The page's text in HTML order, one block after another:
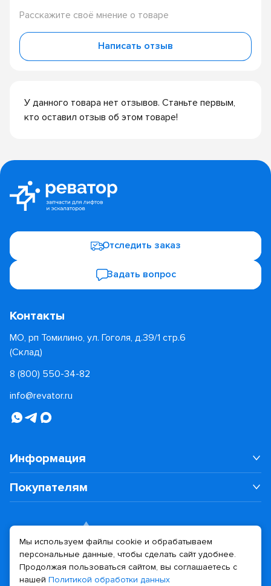
У данного товара нет отзывов. Станьте первым,
кто оставил отзыв об этом товаре!
Расскажите своё мнение о товаре
Написать отзыв
Отследить заказ
Задать вопрос
Контакты
МО, рп Томилино, ул. Гоголя, д.39/1 стр.6
(Склад)
8 (800) 550-34-82
info@revator.ru
Информация
Покупателям
Дизайн сайта Разработка сайта
Мы используем файлы cookie и обрабатываем
персональные данные, чтобы сделать сайт удобнее.
Продолжая пользоваться сайтом, вы соглашаетесь с
нашей Политикой обработки данных